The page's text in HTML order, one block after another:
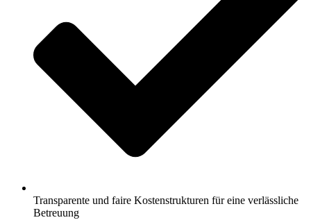
Transparente und faire Kostenstrukturen für eine verlässliche
Betreuung